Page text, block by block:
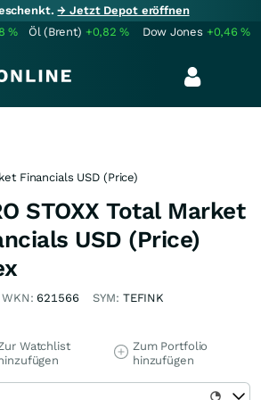
→ Jetzt Depot eröffnen
% Öl (Brent) +0,82% Dow Jones +0,46%
Financials USD (Price)
STOXX Total Market
USD (Price)
WKN: 621566 SYM: TEFINK
Watchlist
Zum Portfolio
hinzufügen